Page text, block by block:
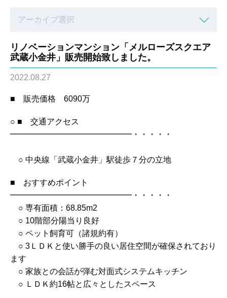
リノベーションマンション「メルローズスクエア
武蔵小金井」販売開始致しました。
2022.08.27
■ 販売価格 6090万
○ ■ 交通アクセス
━━━━━━━━━━━━━━━・・・・・
○ 中央線「武蔵小金井」駅徒歩７分の立地
■ おすすめポイント
━━━━━━━━━━━━━━━・・・・・
○ 専有面積：68.85m2
○ 10階部分陽当り良好
○ ペット飼育可（諸規約有）
○ 3ＬＤＫと使い勝手の良い居住空間が確保されており
ます
○ 家族との会話が弾む対面式システムキッチン
○ ＬＤＫ約16帖と広々としたスペース